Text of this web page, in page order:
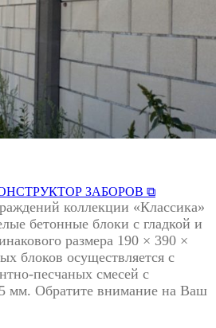
ЗАБОРОВ ⧉
коллекции «Классика»
бетонные блоки с гладкой и
размера 190 × 390 ×
блоков осуществляется с
песчаных смесей с
мм. Обратите внимание на Ваш